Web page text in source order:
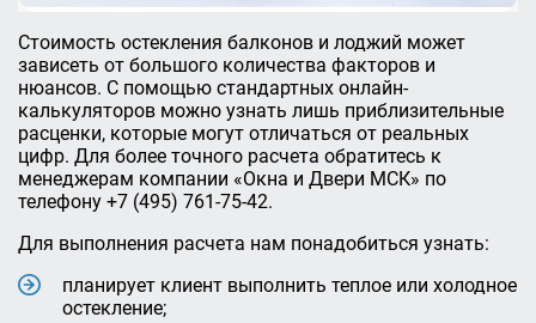
Стоимость остекления балконов и лоджий может
зависеть от большого количества факторов и
нюансов. С помощью стандартных онлайн-
калькуляторов можно узнать лишь приблизительные
расценки, которые могут отличаться от реальных
цифр. Для более точного расчета обратитесь к
менеджерам компании «Окна и Двери МСК» по
телефону +7 (495) 761-75-42.
Для выполнения расчета нам понадобиться узнать:
планирует клиент выполнить теплое или холодное
остекление;